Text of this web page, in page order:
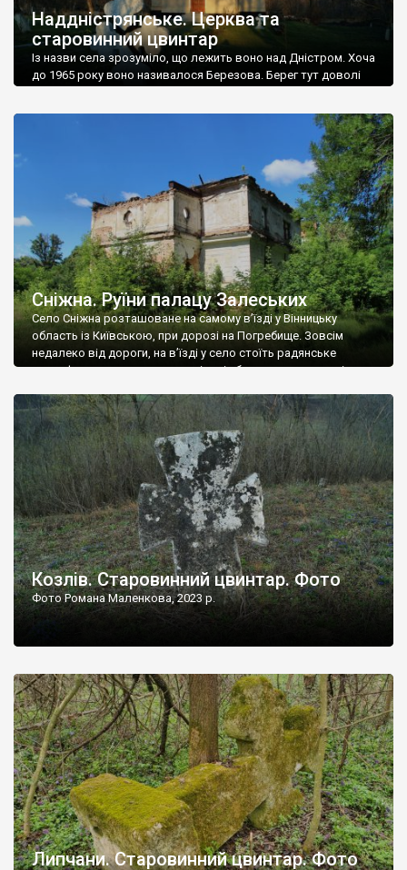
Наддністрянське. Церква та
старовинний цвинтар
Із назви села зрозуміло, що лежить воно над Дністром. Хоча
до 1965 року воно називалося Березова. Берег тут доволі
Наддністрянське відрізняється від більшості навколишніх
сіл. У селі є мурована Михайлівська церква. Точної дати […]
Сніжна. Руїни палацу Залеських
Село Сніжна розташоване на самому в’їзді у Вінницьку
область із Київською, при дорозі на Погребище. Зовсім
недалеко від дороги, на в’їзді у село стоїть радянське
рельєфне пано, яке показує жінку і яблуню, а трохи далі, десь
не видно, але видно дві стареньких колії у траві – […]
Козлів. Старовинний цвинтар. Фото
Фото Романа Маленкова, 2023 р.
Липчани. Старовинний цвинтар. Фото